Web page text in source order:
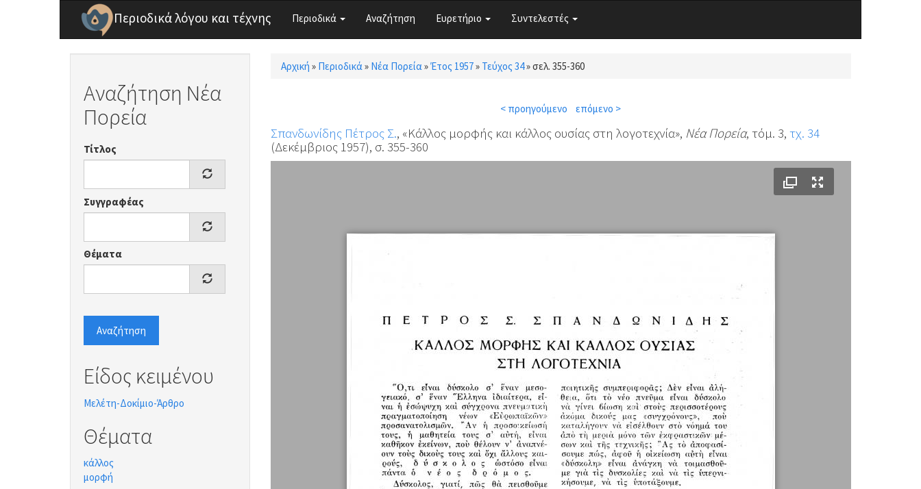
Παράκαμψη προς το κυρίως περιεχόμενο
Περιοδικά λόγου και τέχνης Περιοδικά Αναζήτηση Ευρετήριο Συντελεστές
Αναζήτηση Νέα
Πορεία
Τίτλος
Συγγραφέας
Θέματα
Αναζήτηση
Είδος κειμένου
Μελέτη-Δοκίμιο-Άρθρο
Θέματα
κάλλος
μορφή
Είστε εδώ
Αρχική » Περιοδικά» Νέα Πορεία»Έτος 1957» Τεύχος 34»σελ. 355-360
< προηγούμενο επόμενο >
Σπανδωνίδης Πέτρος Σ., «Κάλλος μορφής και κάλλος ουσίας στη λογοτεχνία», Νέα Πορεία, τόμ. 3, τχ. 34
(Δεκέμβριος 1957), σ. 355-360